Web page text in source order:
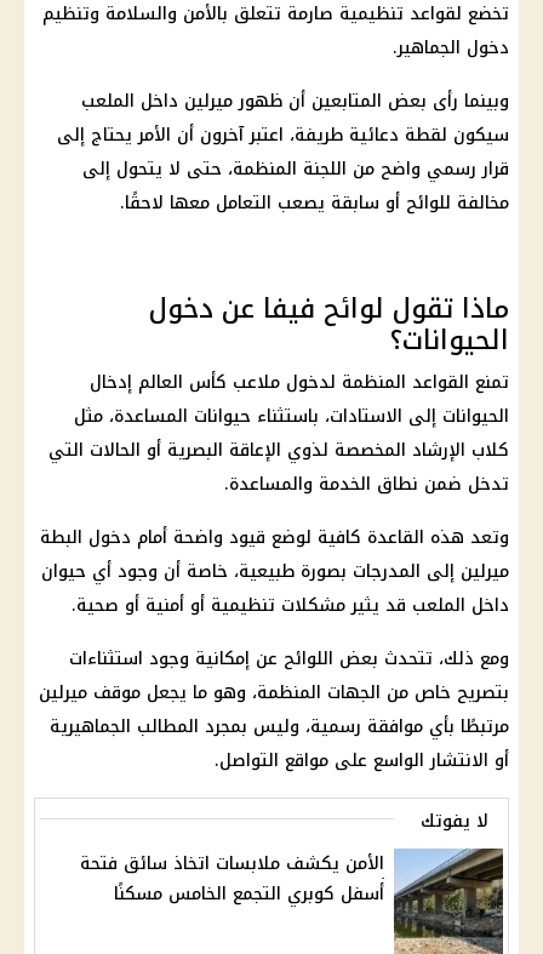
تخضع لقواعد تنظيمية صارمة تتعلق بالأمن والسلامة وتنظيم
دخول الجماهير.
وبينما رأى بعض المتابعين أن ظهور ميرلين داخل الملعب
سيكون لقطة دعائية طريفة، اعتبر آخرون أن الأمر يحتاج إلى
قرار رسمي واضح من اللجنة المنظمة، حتى لا يتحول إلى
مخالفة للوائح أو سابقة يصعب التعامل معها لاحقًا.
ماذا تقول لوائح فيفا عن دخول
الحيوانات؟
تمنع القواعد المنظمة لدخول ملاعب كأس العالم إدخال
الحيوانات إلى الاستادات، باستثناء حيوانات المساعدة، مثل
كلاب الإرشاد المخصصة لذوي الإعاقة البصرية أو الحالات التي
تدخل ضمن نطاق الخدمة والمساعدة.
وتعد هذه القاعدة كافية لوضع قيود واضحة أمام دخول البطة
ميرلين إلى المدرجات بصورة طبيعية، خاصة أن وجود أي حيوان
داخل الملعب قد يثير مشكلات تنظيمية أو أمنية أو صحية.
ومع ذلك، تتحدث بعض اللوائح عن إمكانية وجود استثناءات
بتصريح خاص من الجهات المنظمة، وهو ما يجعل موقف ميرلين
مرتبطًا بأي موافقة رسمية، وليس بمجرد المطالب الجماهيرية
أو الانتشار الواسع على مواقع التواصل.
لا يفوتك
الأمن يكشف ملابسات اتخاذ سائق فتحة
أسفل كوبري التجمع الخامس مسكنًا